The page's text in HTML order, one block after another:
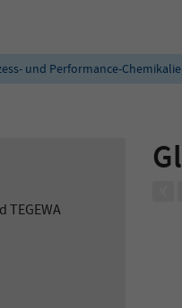
und Performance-
TEGEWA